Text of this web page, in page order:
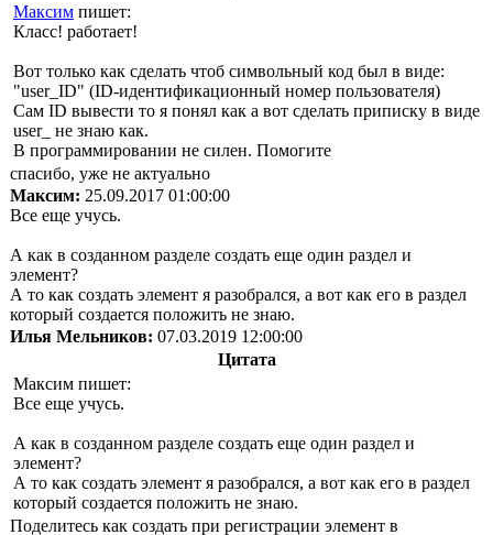
Максим пишет:
Класс! работает!
Вот только как сделать чтоб символьный код был в виде:
"user_ID" (ID-идентификационный номер пользователя)
Сам ID вывести то я понял как а вот сделать приписку в виде
user_ не знаю как.
В программировании не силен. Помогите
спасибо, уже не актуально
Максим: 25.09.2017 01:00:00
Все еще учусь.
А как в созданном разделе создать еще один раздел и
элемент?
А то как создать элемент я разобрался, а вот как его в раздел
который создается положить не знаю.
Илья Мельников: 07.03.2019 12:00:00
Цитата
Максим пишет:
Все еще учусь.
А как в созданном разделе создать еще один раздел и
элемент?
А то как создать элемент я разобрался, а вот как его в раздел
который создается положить не знаю.
Поделитесь как создать при регистрации элемент в